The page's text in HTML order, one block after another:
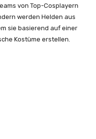
von Top-Cosplayern
werden Helden aus
sie basierend auf einer
Kostüme erstellen.